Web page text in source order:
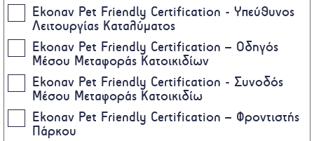
Ekonav Pet Friendly Certification - Υπεύθυνος
Λειτουργίας Καταλύματος
Ekonav Pet Friendly Certification – Οδηγός
Μέσου Μεταφοράς Κατοικιδίων
Ekonav Pet Friendly Certification - Συνοδός
Μέσου Μεταφοράς Κατοικιδίω
Ekonav Pet Friendly Certification – Φροντιστής
Πάρκου